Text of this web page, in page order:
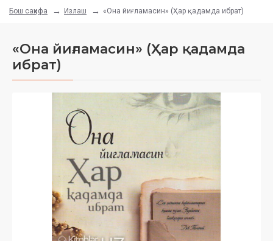
Бош саҳифа Излаш «Она йиғламасин» (Ҳар қадамда ибрат)
«Она йиғламасин» (Ҳар қадамда
ибрат)